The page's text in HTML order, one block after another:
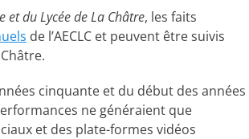
et du Lycée de La Châtre, les faits
de l’AECLC et peuvent être suivis
cinquante et du début des années
ne généraient que
et des plate-formes vidéos